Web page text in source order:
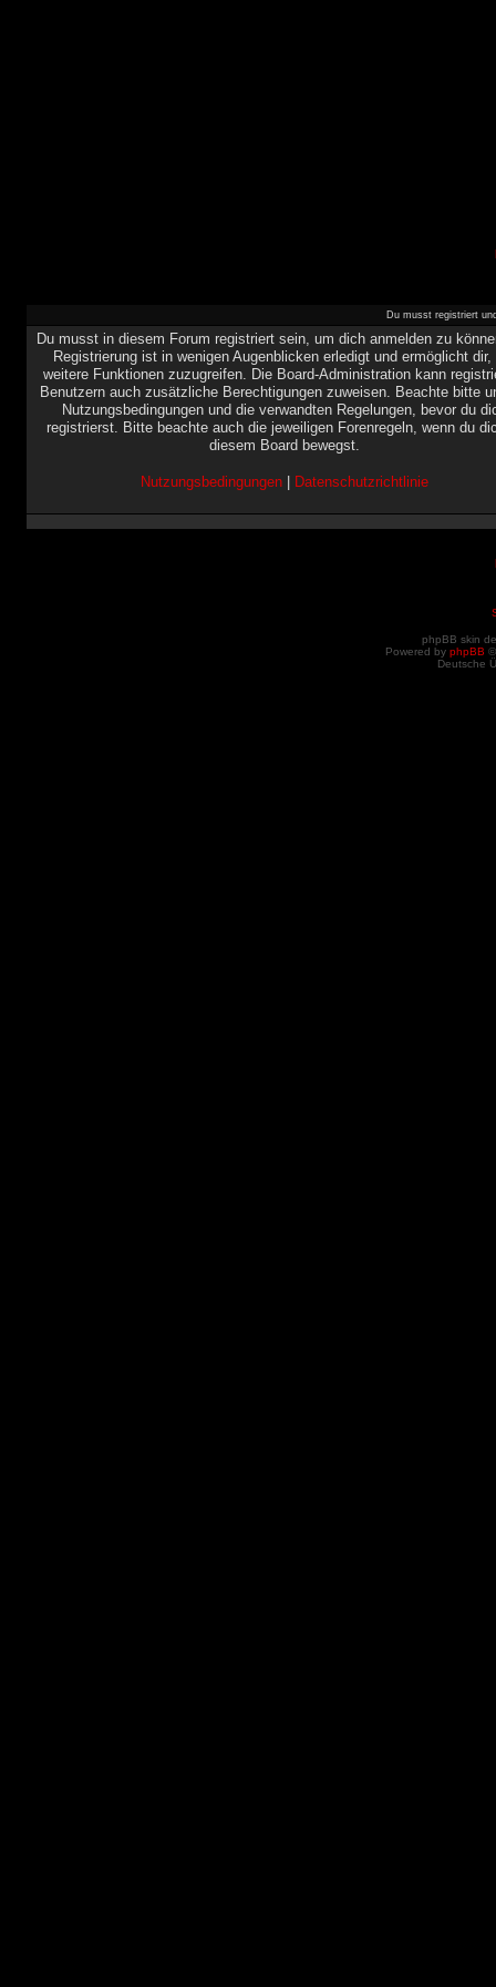
Du musst registriert
Du musst in diesem Forum registriert sein, um dich anmelden zu
Registrierung ist in wenigen Augenblicken erledigt und ermöglicht dir,
weitere Funktionen zuzugreifen. Die Board-Administration kann
Benutzern auch zusätzliche Berechtigungen zuweisen. Beachte bitte
Nutzungsbedingungen und die verwandten Regelungen, bevor du
registrierst. Bitte beachte auch die jeweiligen Forenregeln, wenn du
diesem Board bewegst.
Nutzungsbedingungen| Datenschutzrichtlinie
phpBB skin
Powered by phpBB
Deutsche